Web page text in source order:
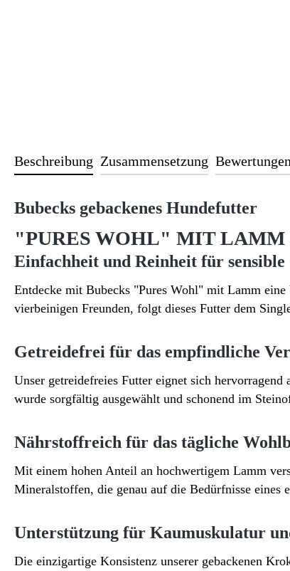
Beschreibung Zusammensetzung Bewertungen
Bubecks gebackenes Hundefutter
"PURES WOHL" MIT LAMM
Einfachheit und Reinheit für sensible
Entdecke mit Bubecks "Pures Wohl" mit Lamm
vierbeinigen Freunden, folgt dieses Futter dem
Getreidefrei für das empfindliche
Unser getreidefreies Futter eignet sich
wurde sorgfältig ausgewählt und schonend im
Nährstoffreich für das tägliche
Mit einem hohen Anteil an hochwertigem Lamm
Mineralstoffen, die genau auf die Bedürfnisse eines
Unterstützung für Kaumuskulatur
Die einzigartige Konsistenz unserer gebackenen